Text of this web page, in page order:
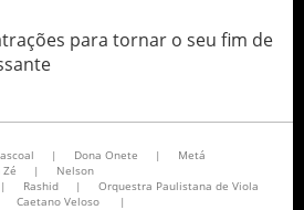
para tornar o seu fim de
| Dona Onete |
Metá
Zé |
Nelson
| Rashid |
Orquestra Paulistana de Viola
Caetano Veloso |